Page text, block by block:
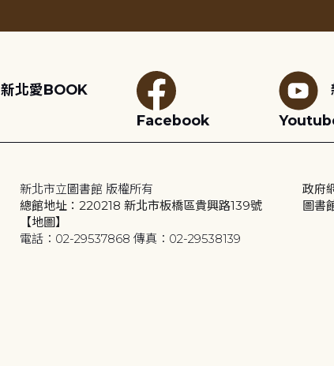
新北愛BOOK
Facebook
新北市立圖書館 版權所有
總館地址：220218 新北市板橋區貴興路139號
【地圖】
電話：02-29537868 傳真：02-29538139
政府
圖書